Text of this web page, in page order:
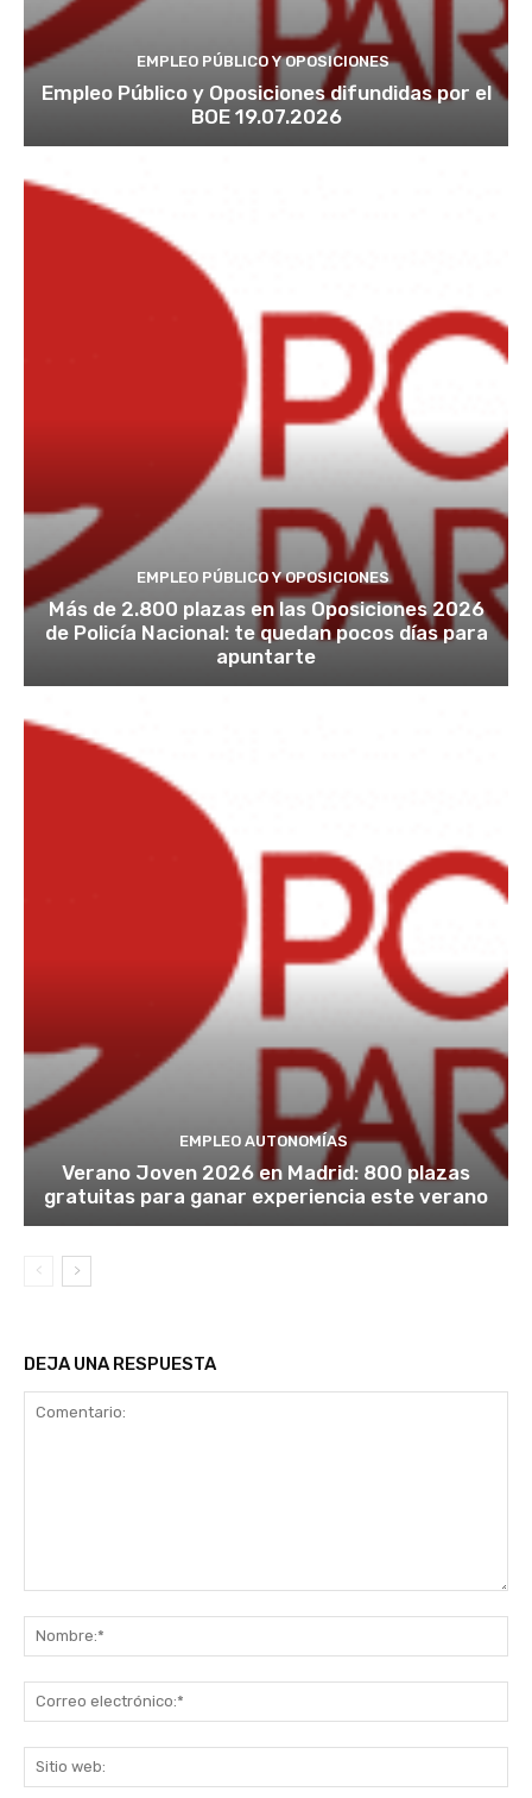
EMPLEO PÚBLICO Y OPOSICIONES
Empleo Público y Oposiciones difundidas por el
BOE 19.07.2026
EMPLEO PÚBLICO Y OPOSICIONES
Más de 2.800 plazas en las Oposiciones 2026
de Policía Nacional: te quedan pocos días para
apuntarte
EMPLEO AUTONOMÍAS
Verano Joven 2026 en Madrid: 800 plazas
gratuitas para ganar experiencia este verano
DEJA UNA RESPUESTA